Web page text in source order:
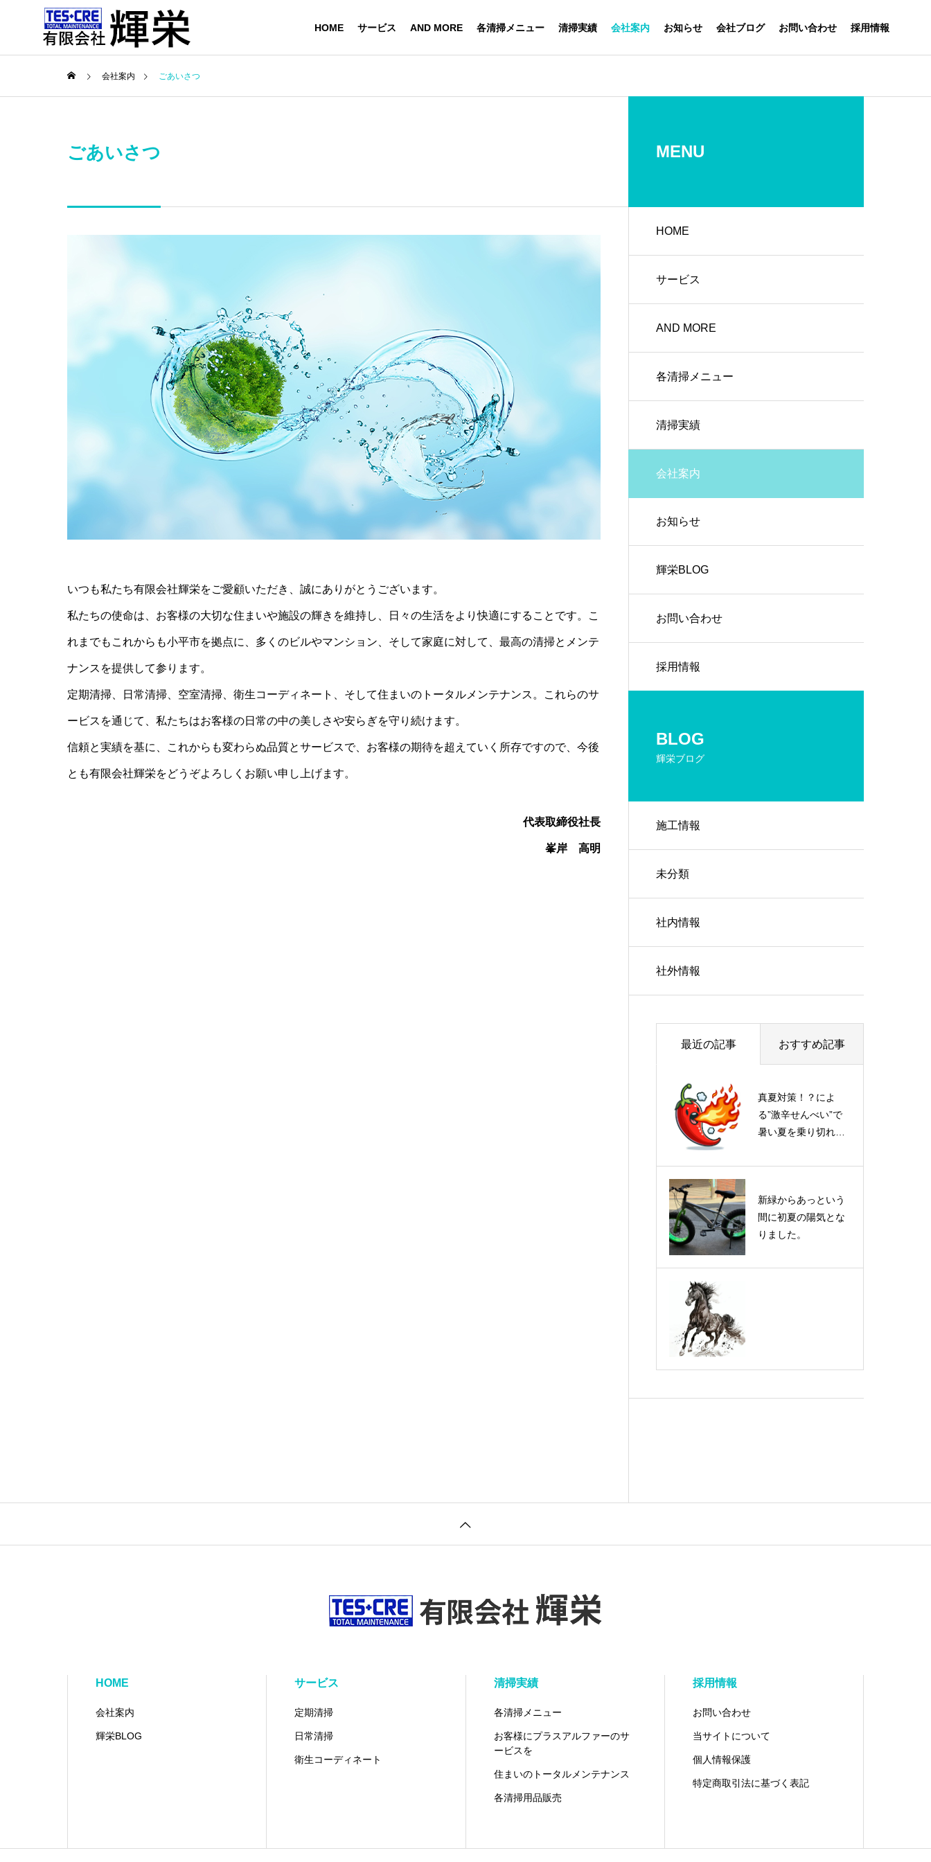
HOME サービス AND MORE 各清掃メニュー 清掃実績 会社案内 お知らせ 会社ブログ お問い合わせ 採用情報
SERVICE
Regular cleaning
衛生コーディネート
ABOUT US
About us
企業実績
会社案内 ごあいさつ
ごあいさつ
いつも私たち有限会社輝栄をご愛顧いただき、誠にありがとうございます。
私たちの使命は、お客様の大切な住まいや施設の輝きを維持し、日々の生活をより快適にすることです。こ
れまでもこれからも小平市を拠点に、多くのビルやマンション、そして家庭に対して、最高の清掃とメンテ
ナンスを提供して参ります。
定期清掃、日常清掃、空室清掃、衛生コーディネート、そして住まいのトータルメンテナンス。これらのサ
ービスを通じて、私たちはお客様の日常の中の美しさや安らぎを守り続けます。
信頼と実績を基に、これからも変わらぬ品質とサービスで、お客様の期待を超えていく所存ですので、今後
とも有限会社輝栄をどうぞよろしくお願い申し上げます。
代表取締役社長
峯岸 高明
MENU
HOME
サービス
AND MORE
各清掃メニュー
清掃実績
会社案内
お知らせ
輝栄BLOG
お問い合わせ
採用情報
BLOG
輝栄ブログ
施工情報
未分類
社内情報
社外情報
最近の記事 おすすめ記事
真夏対策！？によ
る”激辛せんべい”で
暑い夏を乗り切れ
新緑からあっという
間に初夏の陽気とな
りました。
HOME
会社案内
輝栄BLOG
サービス
定期清掃
日常清掃
衛生コーディネート
清掃実績
各清掃メニュー
お客様にプラスアルファーのサ
ービスを
住まいのトータルメンテナンス
各清掃用品販売
採用情報
お問い合わせ
当サイトについて
個人情報保護
特定商取引法に基づく表記